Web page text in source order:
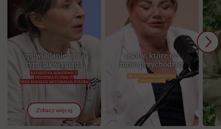
Zobacz więcej